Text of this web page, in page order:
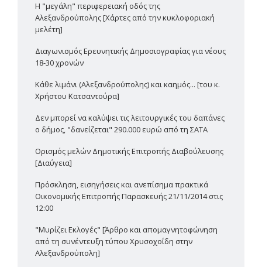
Η "μεγάλη" περιφερειακή οδός της
Αλεξανδρούπολης [Χάρτες από την κυκλοφοριακή
μελέτη]
Διαγωνισμός Ερευνητικής Δημοσιογραφίας για νέους
18-30 χρονών
Κάθε λιμάνι (Αλεξανδρούπολης) και καημός... [του κ.
Χρήστου Κατσαντούρα]
Δεν μπορεί να καλύψει τις λειτουργικές του δαπάνες
ο δήμος, "δανείζεται" 290.000 ευρώ από τη ΣΑΤΑ
Ορισμός μελών Δημοτικής Επιτροπής Διαβούλευσης
[Διαύγεια]
Πρόσκληση, εισηγήσεις και ανεπίσημα πρακτικά
Οικονομικής Επιτροπής Παρασκευής 21/11/2014 στις
12:00
"Μυρίζει Εκλογές" [Άρθρο και απομαγνητοφώνηση
από τη συνέντευξη τύπου Χρυσοχοΐδη στην
Αλεξανδρούπολη]